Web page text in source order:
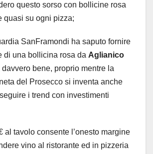
questo sorso con bollicine rosa
quasi su ogni pizza;
SanFramondi ha saputo fornire
di una bollicina rosa da Aglianico
davvero bene, proprio mentre la
del Prosecco si inventa anche
i trend con investimenti
al tavolo consente l’onesto margine
vino al ristorante ed in pizzeria